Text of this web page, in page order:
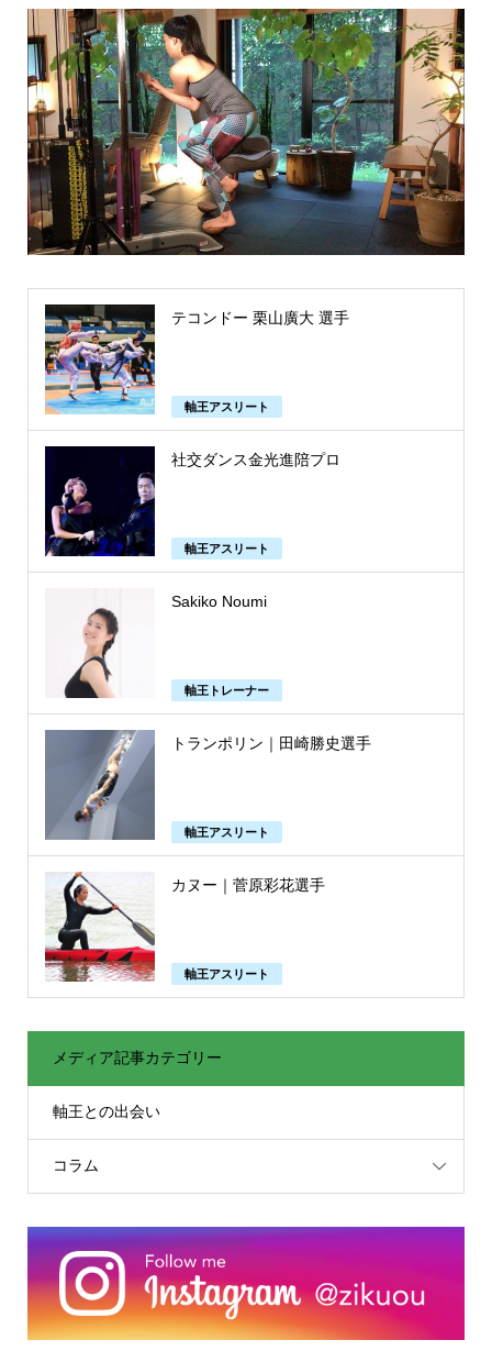
テコンドー 栗山廣大 選手
軸王アスリート
社交ダンス金光進陪プロ
軸王アスリート
Sakiko Noumi
軸王トレーナー
トランポリン｜田崎勝史選手
軸王アスリート
カヌー｜菅原彩花選手
軸王アスリート
メディア記事カテゴリー
軸王との出会い
コラム